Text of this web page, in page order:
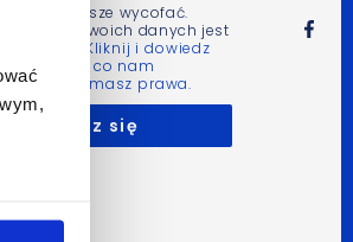
zawsze wycofać.
Twoich danych jest
Kliknij i dowiedz
m.in. po co nam
i jakie masz prawa.